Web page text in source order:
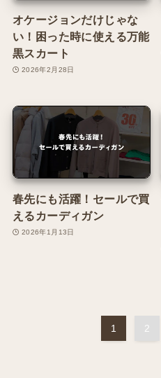
オケージョンだけじゃな
い！困った時に使える万能
黒スカート
2026年2月28日
春先にも活躍！セールで買
えるカーディガン
2026年1月13日
1 2